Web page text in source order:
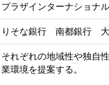
プラザインターナショナル
りそな銀行 南都銀行 大
それぞれの地域性や独自
業環境を提案する。